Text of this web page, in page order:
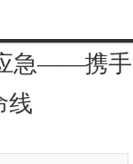
急——携手
线